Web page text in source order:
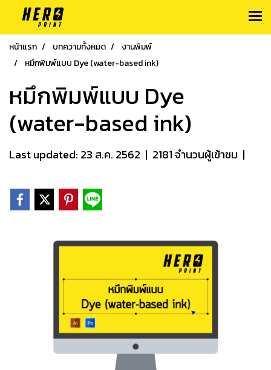
หน้าแรก บทความทั้งหมด
งานพิมพ์
หมึกพิมพ์แบบ Dye (water-based ink)
หมึกพิมพ์แบบ Dye
(water-based ink)
Last updated: 23 ส.ค. 2562 | 2181 จำนวนผู้เข้าชม |